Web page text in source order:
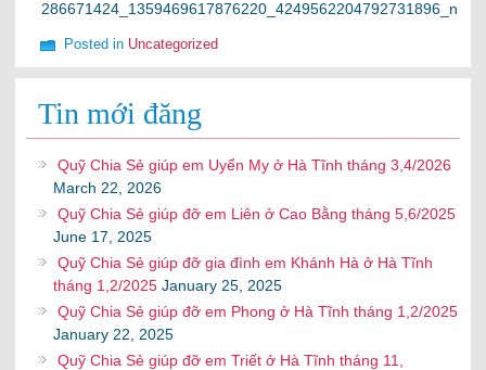
Posted in Uncategorized
Tin mới đăng
Quỹ Chia Sẻ giúp em Uyển My ở Hà Tĩnh tháng 3,4/2026
March 22, 2026
Quỹ Chia Sẻ giúp đỡ em Liên ở Cao Bằng tháng 5,6/2025
June 17, 2025
Quỹ Chia Sẻ giúp đỡ gia đình em Khánh Hà ở Hà Tĩnh
tháng 1,2/2025 January 25, 2025
Quỹ Chia Sẻ giúp đỡ em Phong ở Hà Tĩnh tháng 1,2/2025
January 22, 2025
Quỹ Chia Sẻ giúp đỡ em Triết ở Hà Tĩnh tháng 11,